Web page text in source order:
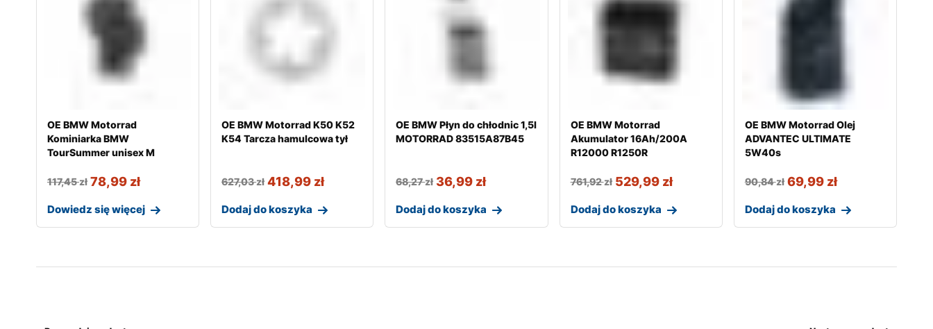
OE BMW Motorrad
Kominiarka BMW
TourSummer unisex M
117,45zł 78,99 zł
Dowiedz się więcej
OE BMW Motorrad K50 K52
K54 Tarcza hamulcowa tył
627,03zł 418,99 zł
Dodaj do koszyka
OE BMW Płyn do chłodnic 1,5l
MOTORRAD 83515A87B45
68,27zł 36,99 zł
Dodaj do koszyka
OE BMW Motorrad
Akumulator 16Ah/200A
R12000 R1250R
761,92zł 529,99 zł
Dodaj do koszyka
OE BMW Motorrad Olej
ADVANTEC ULTIMATE
5W40s
90,84zł 69,99 zł
Dodaj do koszyka